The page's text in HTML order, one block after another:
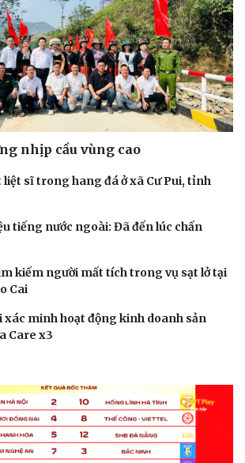
nhịp cầu vùng cao
liệt sĩ trong hang đá ở xã Cư Pui, tỉnh
tiếng nước ngoài: Đã đến lúc chấn
kiếm người mất tích trong vụ sạt lở tại
Cai
xác minh hoạt động kinh doanh sản
Care x3